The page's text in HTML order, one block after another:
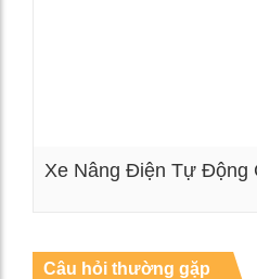
Xe Nâng Điện Tự Động
Câu hỏi thường gặp